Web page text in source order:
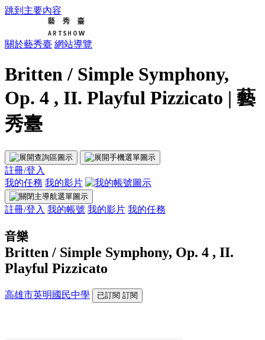
跳到主要內容
關於藝秀臺 網站導覽
Britten / Simple Symphony,
Op. 4 , II. Playful Pizzicato | 藝
秀臺
註冊/登入
我的任務 我的影片
註冊/登入 我的帳號 我的影片 我的任務
音樂
Britten / Simple Symphony, Op. 4 , II.
Playful Pizzicato
高雄市英明國民中學 已訂閱 訂閱